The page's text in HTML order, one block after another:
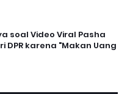
soal Video Viral Pasha
DPR karena "Makan Uang